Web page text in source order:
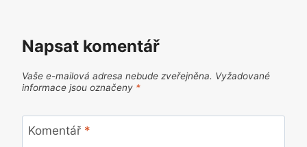
Napsat komentář
Vaše e-mailová adresa nebude zveřejněna. Vyžadované
informace jsou označeny *
Komentář *